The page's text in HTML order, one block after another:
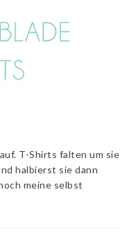
T-Shirts falten um sie
halbierst sie dann
meine selbst